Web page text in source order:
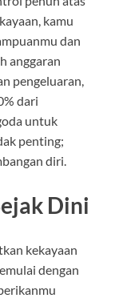
kamu
dan
anggaran
pengeluaran,
dari
untuk
penting;
diri.
Dini
kekayaan
dengan